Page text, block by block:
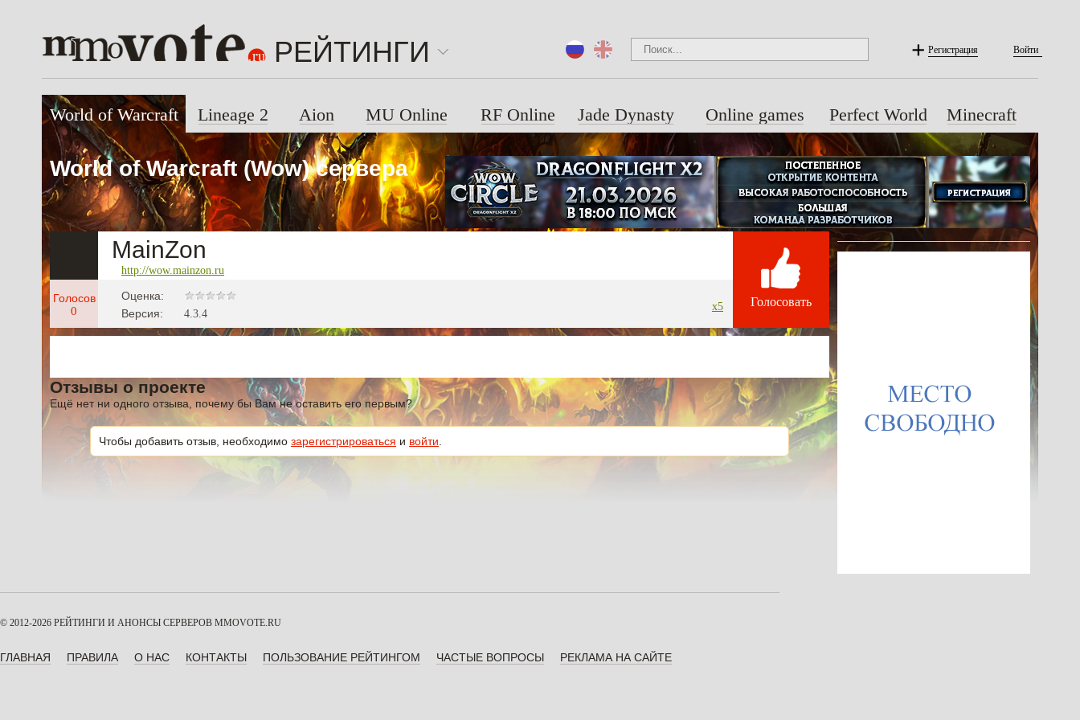
РЕЙТИНГИ Регистрация Войти
World of Warcraft (Wow) сервера
World of Warcraft Lineage 2 Aion MU Online RF Online Jade Dynasty Online games Perfect World Minecraft
MainZon
http://wow.mainzon.ru
Голосов
0
Оценка:
Версия:
4.3.4
x5 Голосовать
Отзывы о проекте
Ещё нет ни одного отзыва, почему бы Вам не оставить его первым?
Чтобы добавить отзыв, необходимо зарегистрироваться и войти
© 2012-2026 РЕЙТИНГИ И АНОНСЫ СЕРВЕРОВ MMOVOTE.RU
ГЛАВНАЯ ПРАВИЛА О НАС КОНТАКТЫ ПОЛЬЗОВАНИЕ РЕЙТИНГОМ ЧАСТЫЕ ВОПРОСЫ РЕКЛАМА НА САЙТЕ